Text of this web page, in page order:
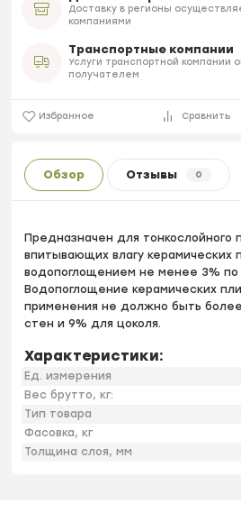
Доставку в регионы
компаниями
Транспортные компании
Услуги транспортной компании
получателем
Избранное Сравнить
Обзор Отзывы 0
Предназначен для тонкослойного
впитывающих влагу керамических
водопоглощением не менее 3% по
Водопоглощение керамических
применения не должно быть
стен и 9% для цоколя.
Характеристики:
Ед. измерения
Вес брутто, кг:
Тип товара
Фасовка, кг
Толщина слоя, мм